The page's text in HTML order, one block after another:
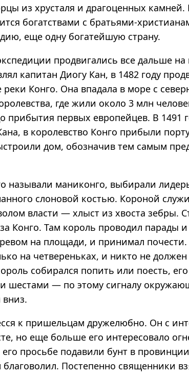
из хрусталя и драгоценных камней.
богатствами с братьями-
еще одну богатейшую страну.
продвигались все дальше
капитан Диогу Кан, в 1482 году
реки Конго. Она впадала в море с
где жили около 3 млн
прибытия первых европейцев. В 1491
в королевство Конго прибыли
дом, обозначив тем самым
называли маниконго, выбирали
слоновой костью. Короной
власти — хлыст из хвоста зебры.
Конго. Там король проводил парады
на площади, и принимал
на четвереньках, и никто не
собирался попить или поесть, его
шестами — по этому сигналу
к пришельцам дружелюбно. Он с
но еще больше его интересовало
просьбе подавили бунт в
Постепенно священники